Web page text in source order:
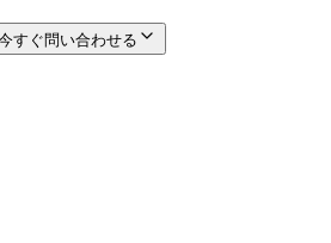
すぐ問い合わせる